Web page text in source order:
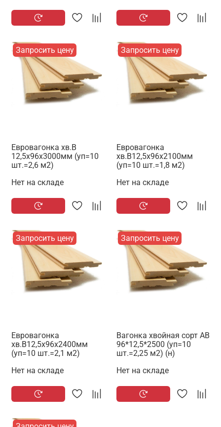
Запросить цену
Евровагонка хв.В
12,5х96х3000мм (уп=10
шт.=2,6 м2)
Нет на складе
Запросить цену
Евровагонка
хв.В12,5х96х2100мм
(уп=10 шт.=1,8 м2)
Нет на складе
Запросить цену
Евровагонка
хв.В12,5х96х2400мм
(уп=10 шт.=2,1 м2)
Нет на складе
Запросить цену
Вагонка хвойная сорт АВ
96*12,5*2500 (уп=10
шт.=2,25 м2) (н)
Нет на складе